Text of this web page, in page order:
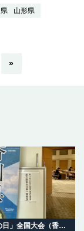
る」シリーズ
になりまし
登るのでは
山形県
»
第11回「山の日」全国大会（香川県）